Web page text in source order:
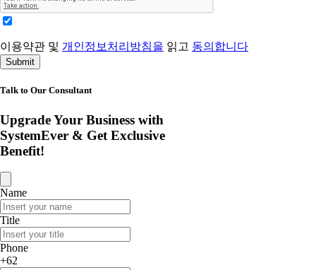
이용약관 및 개인정보처리방침을 읽고 동의합니다
Submit
Talk to Our Consultant
Upgrade Your Business with
SystemEver & Get Exclusive
Benefit!
Name
Title
Phone
+62